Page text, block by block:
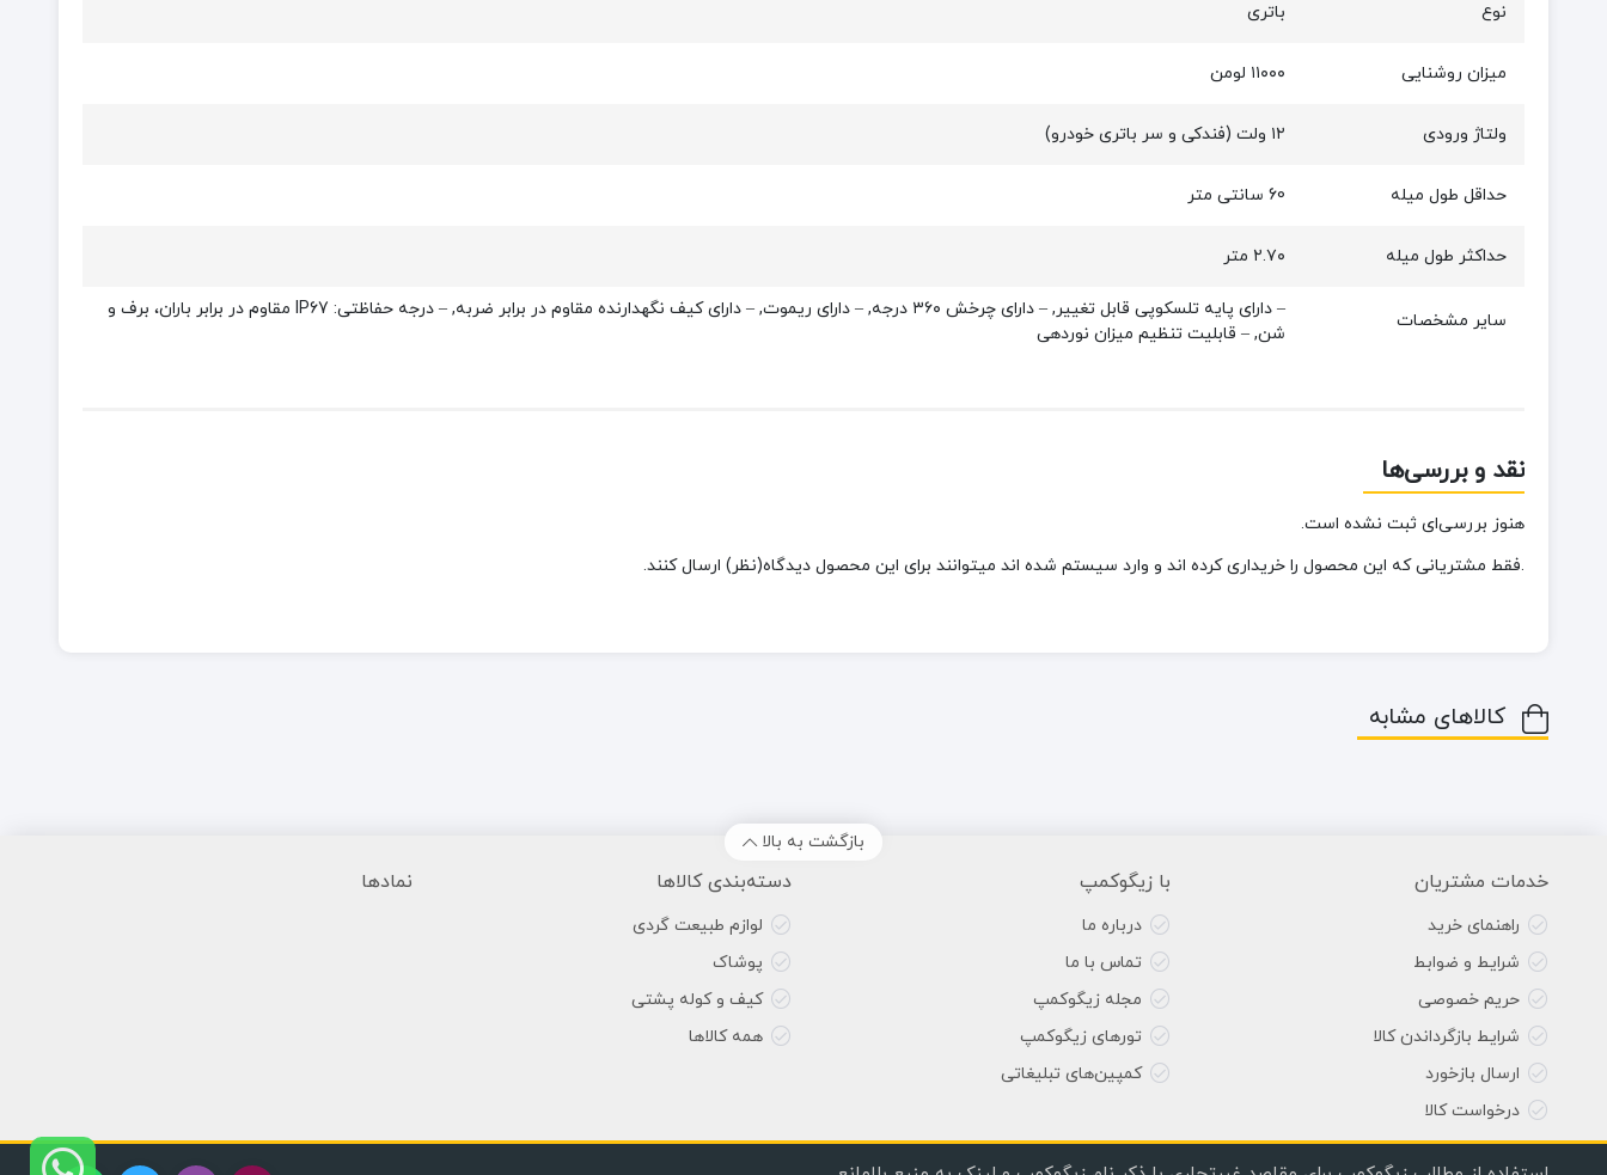
نوع باتری
میزان روشنایی ۱۱۰۰۰ لومن
ولتاژ ورودی ۱۲ ولت (فندکی و سر باتری خودرو)
حداقل طول میله 60 سانتی متر
حداکثر طول میله ۲.۷۰ متر
سایر مشخصات
– دارای پایه تلسکوپی قابل تغییر, – دارای چرخش ۳۶۰ درجه, – دارای ریموت, – دارای کیف نگهدارنده مقاوم در برابر ضربه, – درجه حفاظتی: IP67 مقاوم در برابر باران، برف و
شن, – قابلیت تنظیم میزان نوردهی
نقد و بررسی‌ها
هنوز بررسی‌ای ثبت نشده است.
.فقط مشتریانی که این محصول را خریداری کرده اند و وارد سیستم شده اند میتوانند برای این محصول دیدگاه(نظر) ارسال کنند.
کالاهای مشابه
بازگشت به بالا
خدمات مشتریان
راهنمای خرید
شرایط و ضوابط
حریم خصوصی
شرایط بازگرداندن کالا
ارسال بازخورد
درخواست کالا
با زیگوکمپ
درباره ما
تماس با ما
مجله زیگوکمپ
تورهای زیگوکمپ
کمپین‌های تبلیغاتی
دسته‌بندی کالاها
لوازم طبیعت گردی
پوشاک
کیف و کوله پشتی
همه کالاها
نمادها